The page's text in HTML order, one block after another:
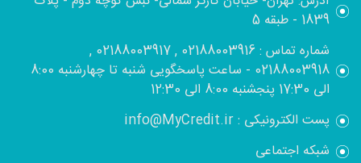
1839 - طبقه 5
شماره تماس : 02188003916 , 02188003917 ,
02188003918 - ساعت پاسخگویی شنبه تا چهارشنبه 8:00
الی 17:30 پنجشنبه 8:00 الی 12:30
پست الکترونیکی : info@MyCredit.ir
شبکه اجتماعی